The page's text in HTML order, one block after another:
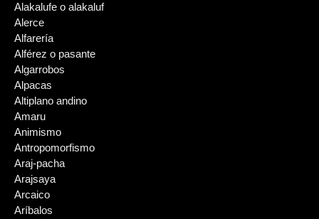
Alakalufe o alakaluf
Alerce
Alfarería
Alférez o pasante
Algarrobos
Alpacas
Altiplano andino
Amaru
Animismo
Antropomorfismo
Araj-pacha
Arajsaya
Arcaico
Aríbalos